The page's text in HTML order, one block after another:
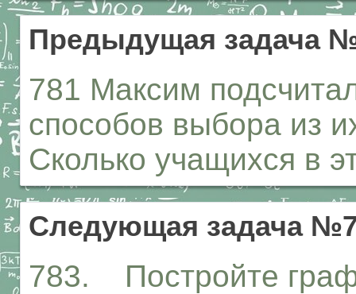
Предыдущая задача
781 Максим
способов выбора из
Сколько учащихся в
Следующая задача
783. Постройте